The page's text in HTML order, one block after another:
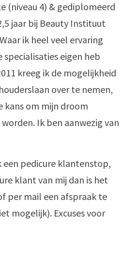
(niveau 4) & gediplomeerd
jaar bij Beauty Instituut
ik heel veel ervaring
specialisaties eigen heb
kreeg ik de mogelijkheid
over te nemen,
kans om mijn droom
Ik ben aanwezig van
pedicure klantenstop,
klant van mij dan is het
per mail een afspraak te
mogelijk). Excuses voor